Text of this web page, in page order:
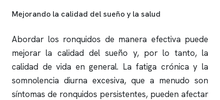
Mejorando la calidad del sueño y la salud
Abordar los ronquidos de manera efectiva puede
mejorar la calidad del sueño y, por lo tanto, la
calidad de vida en general. La fatiga crónica y la
somnolencia diurna excesiva, que a menudo son
síntomas de ronquidos persistentes, pueden afectar